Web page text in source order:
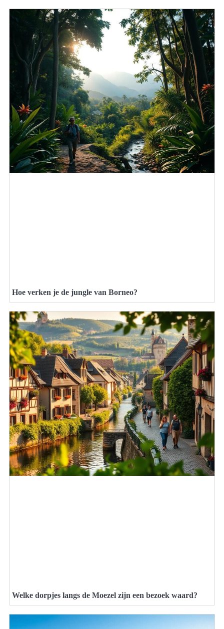
Hoe verken je de jungle van Borneo?
Welke dorpjes langs de Moezel zijn een bezoek waard?